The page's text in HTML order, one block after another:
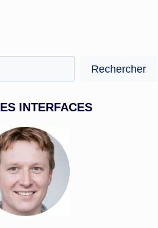
Rechercher
INTERFACES